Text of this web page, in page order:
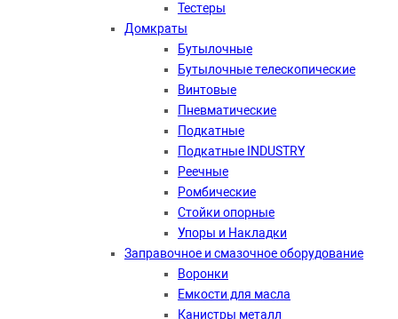
Тестеры
Домкраты
Бутылочные
Бутылочные телескопические
Винтовые
Пневматические
Подкатные
Подкатные INDUSTRY
Реечные
Ромбические
Стойки опорные
Упоры и Накладки
Заправочное и смазочное оборудование
Воронки
Емкости для масла
Канистры металл